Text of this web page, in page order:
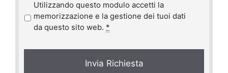
r
a
Utilizzando questo modulo accetti la
memorizzazione e la gestione dei tuoi dati
da questo sito web. *